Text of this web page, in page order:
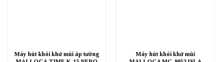
Máy hút khói khử mùi áp tường
Máy hút khói khử mùi